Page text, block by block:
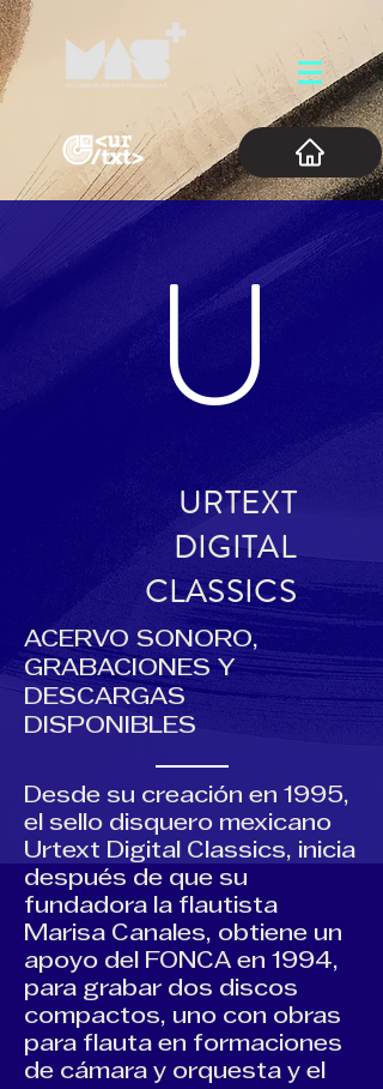
U
URTEXT
DIGITAL
CLASSICS
ACERVO SONORO,
GRABACIONES Y
DESCARGAS
DISPONIBLES
Desde su creación en 1995,
el sello disquero mexicano
Urtext Digital Classics, inicia
después de que su
fundadora la flautista
Marisa Canales, obtiene un
apoyo del FONCA en 1994,
para grabar dos discos
compactos, uno con obras
para flauta en formaciones
de cámara y orquesta y el